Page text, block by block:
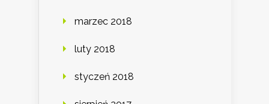
marzec 2018
luty 2018
styczeń 2018